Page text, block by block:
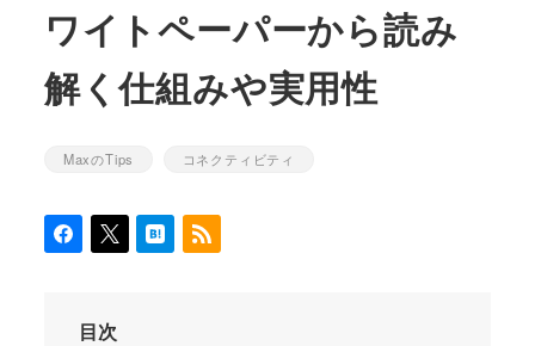
ワイトペーパーから読み
解く仕組みや実用性
カテゴリー
MaxのTips カテゴリー
コネクティビティ
目次